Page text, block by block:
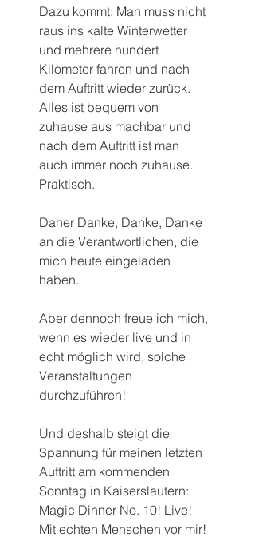
Dazu kommt: Man muss nicht
raus ins kalte Winterwetter
und mehrere hundert
Kilometer fahren und nach
dem Auftritt wieder zurück.
Alles ist bequem von
zuhause aus machbar und
nach dem Auftritt ist man
auch immer noch zuhause.
Praktisch.
Daher Danke, Danke, Danke
an die Verantwortlichen, die
mich heute eingeladen
haben.
Aber dennoch freue ich mich,
wenn es wieder live und in
echt möglich wird, solche
Veranstaltungen
durchzuführen!
Und deshalb steigt die
Spannung für meinen letzten
Auftritt am kommenden
Sonntag in Kaiserslautern:
Magic Dinner No. 10! Live!
Mit echten Menschen vor mir!